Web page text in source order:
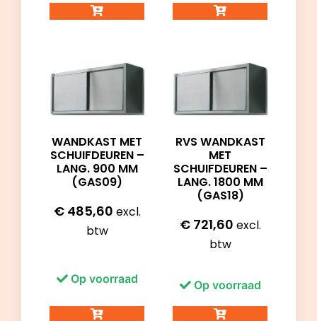
WANDKAST MET
SCHUIFDEUREN –
LANG. 900 MM
(GAS09)
€485,60 excl.
btw
Op voorraad
RVS WANDKAST
MET
SCHUIFDEUREN –
LANG. 1800 MM
(GAS18)
€721,60 excl.
btw
Op voorraad